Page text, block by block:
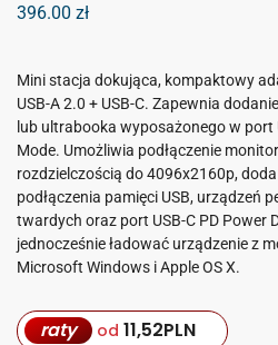
396.00 zł
Mini stacja dokująca, kompaktowy
USB-A 2.0 + USB-C. Zapewnia
lub ultrabooka wyposażonego w port
Mode. Umożliwia podłączenie
rozdzielczością do 4096x2160p,
podłączenia pamięci USB, urządzeń
twardych oraz port USB-C PD Power
jednocześnie ładować urządzenie z
Microsoft Windows i Apple OS X.
raty od 11,52PLN